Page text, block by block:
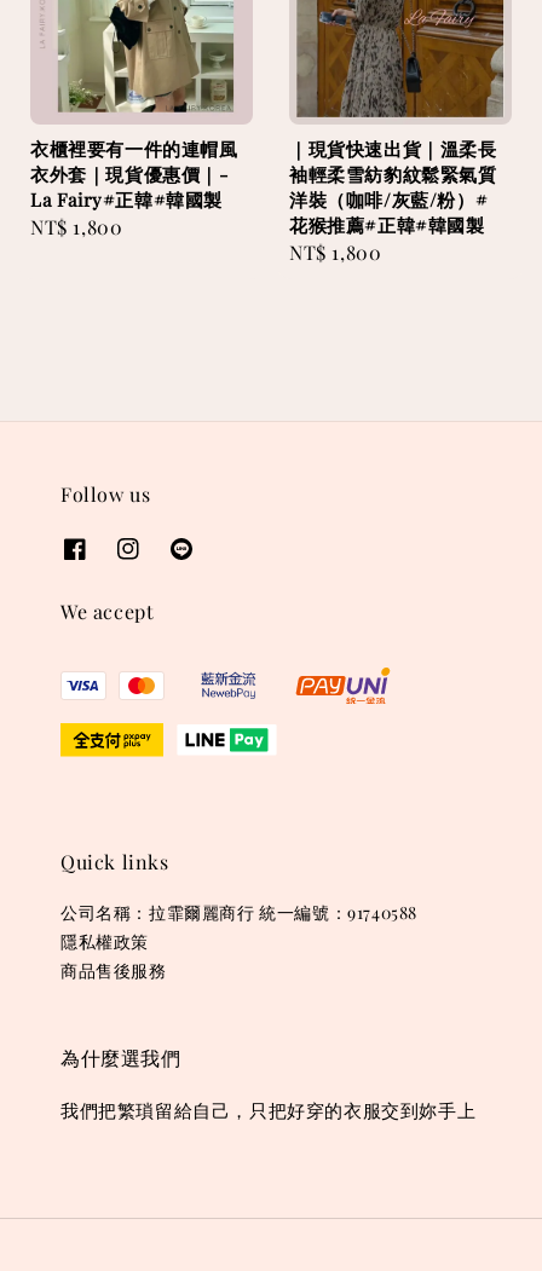
衣櫃裡要有一件的連帽風
衣外套｜現貨優惠價｜-
La Fairy#正韓#韓國製
Regular
NT$ 1,800
｜現貨快速出貨｜溫柔長
袖輕柔雪紡豹紋鬆緊氣質
洋裝（咖啡/灰藍/粉）#
花猴推薦#正韓#韓國製
Regular
NT$ 1,800
Follow us
We accept
Quick links
公司名稱：拉霏爾麗商行 統一編號：91740588
隱私權政策
商品售後服務
為什麼選我們
我們把繁瑣留給自己，只把好穿的衣服交到妳手上